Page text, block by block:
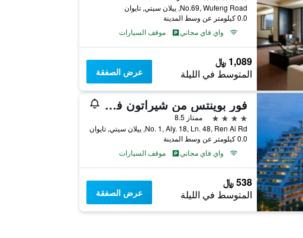
No.69, Wufeng Road, ييلان سيتي, تايوان
0.0 كيلومتر عن وسط المدينة
واي فاي مجاني
موقف السيارات
1,089 ﷼
المتوسط في الليلة عرض الصفقة
فور بوينتس من شيراتون في ييلان، جاوشي
4 نجوم
ممتاز 8.5
No. 1, Aly. 18, Ln. 48, Ren Ai Rd, ييلان سيتي, تايوان
0.0 كيلومتر عن وسط المدينة
واي فاي مجاني
موقف السيارات
538 ﷼
المتوسط في الليلة عرض الصفقة